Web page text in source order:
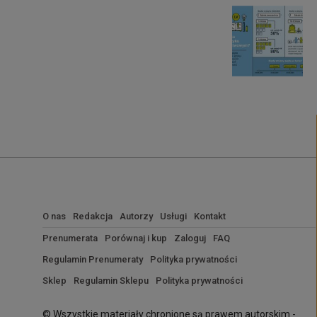
O nas Redakcja Autorzy Usługi Kontakt
Prenumerata Porównaj i kup Zaloguj
FAQ
Regulamin Prenumeraty
Polityka prywatności
Sklep
Regulamin Sklepu Polityka prywatności
© Wszystkie materiały chronione są prawem autorskim -